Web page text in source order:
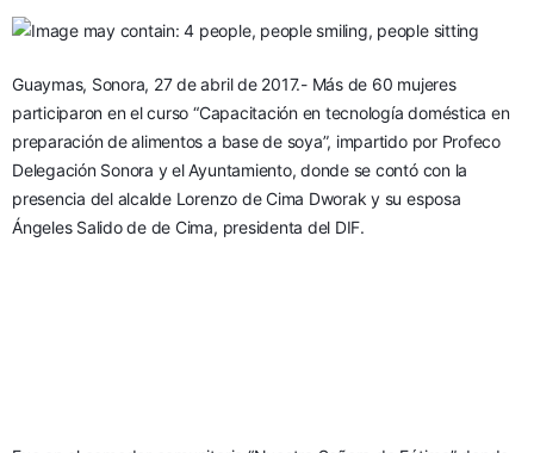
Guaymas, Sonora, 27 de abril de 2017.- Más de 60 mujeres
participaron en el curso “Capacitación en tecnología doméstica en
preparación de alimentos a base de soya”, impartido por Profeco
Delegación Sonora y el Ayuntamiento, donde se contó con la
presencia del alcalde Lorenzo de Cima Dworak y su esposa
Ángeles Salido de de Cima, presidenta del DIF.